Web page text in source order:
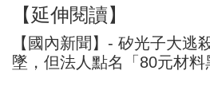
【延伸閱讀】
【國內新聞】- 矽光子大逃
墜，但法人點名「80元材